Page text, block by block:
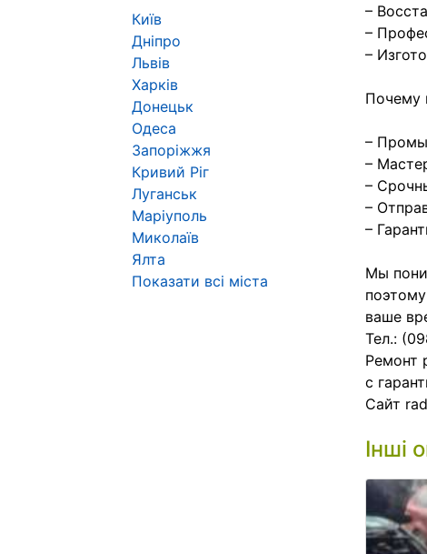
–
–
–
Почему
–
–
–
–
–
Мы
ваше
Тел.:
Ремонт
с
Cайт
Інші
Київ
Дніпро
Львів
Харків
Донецьк
Одеса
Запоріжжя
Кривий Ріг
Луганськ
Маріуполь
Миколаїв
Ялта
Показати всі міста